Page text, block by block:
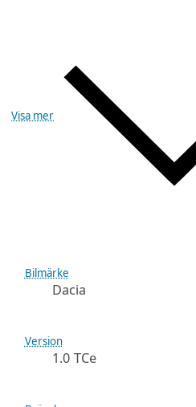
Visa mer
Bilmärke
Dacia
Version
1.0 TCe